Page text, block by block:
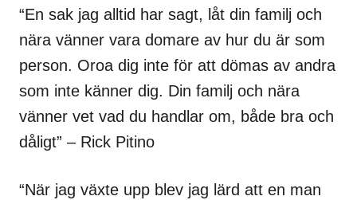
“En sak jag alltid har sagt, låt din familj och
nära vänner vara domare av hur du är som
person. Oroa dig inte för att dömas av andra
som inte känner dig. Din familj och nära
vänner vet vad du handlar om, både bra och
dåligt” – Rick Pitino
“När jag växte upp blev jag lärd att en man